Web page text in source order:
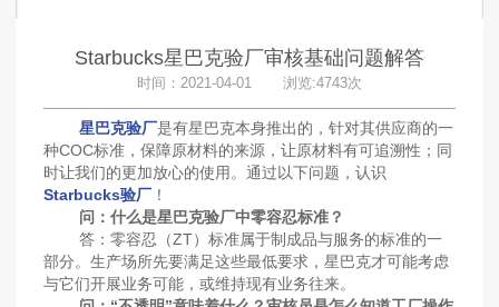
Starbucks星巴克验厂审核基础问题解答
时间：2021-04-01 浏览:4743次
星巴克验厂是有星巴克本身推出的，针对其供应商的一
种COC标准，保障原材料的来源，让原材料有可追溯性；同
时让我们的更加放心的使用。通过以下问题，认识
Starbucks验厂 ！
问：什么是星巴克验厂中零容忍标准？
答：零容忍（ZT）标准属于制成品与服务的标准的一
部分。生产场所先要满足这些最低要求，星巴克才可能考虑
与它们开展业务可能，或维持现有业务往来。